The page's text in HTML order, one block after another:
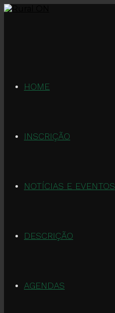
Skip
HOME
INSCRIÇÃO
NOTÍCIAS E EVENTOS
DESCRIÇÃO
AGENDAS